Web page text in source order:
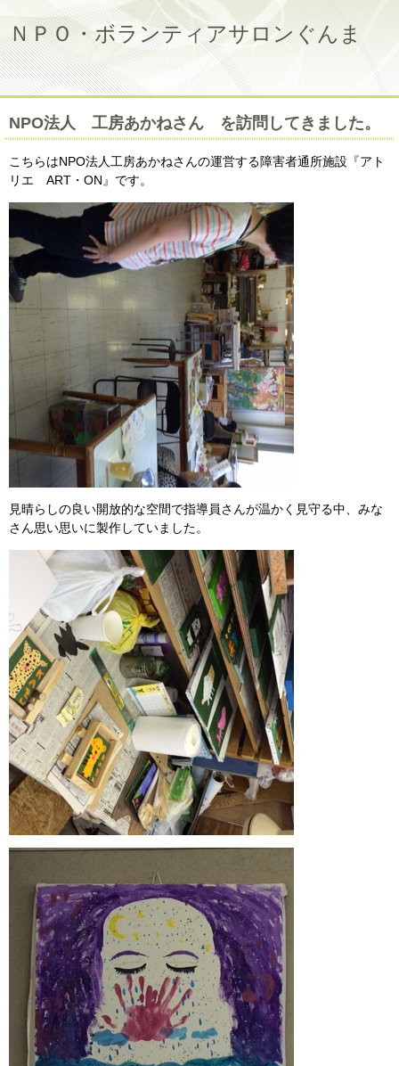
ＮＰＯ・ボランティアサロンぐんま
NPO法人 工房あかねさん を訪問してきました。
こちらはNPO法人工房あかねさんの運営する障害者通所施設『アト
リエ ART・ON』です。
見晴らしの良い開放的な空間で指導員さんが温かく見守る中、みな
さん思い思いに製作していました。